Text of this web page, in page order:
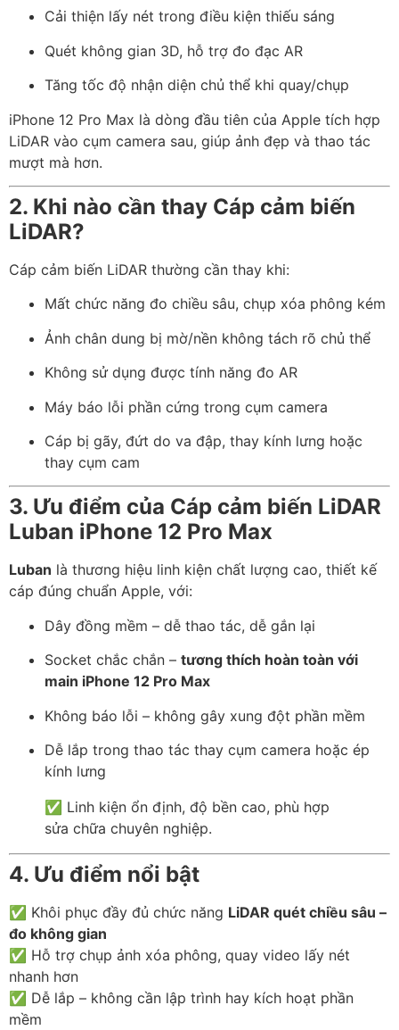
Cải thiện lấy nét trong điều kiện thiếu sáng
Quét không gian 3D, hỗ trợ đo đạc AR
Tăng tốc độ nhận diện chủ thể khi quay/chụp
iPhone 12 Pro Max là dòng đầu tiên của Apple tích hợp
LiDAR vào cụm camera sau, giúp ảnh đẹp và thao tác
mượt mà hơn.
2. Khi nào cần thay Cáp cảm biến
LiDAR?
Cáp cảm biến LiDAR thường cần thay khi:
Mất chức năng đo chiều sâu, chụp xóa phông kém
Ảnh chân dung bị mờ/nền không tách rõ chủ thể
Không sử dụng được tính năng đo AR
Máy báo lỗi phần cứng trong cụm camera
Cáp bị gãy, đứt do va đập, thay kính lưng hoặc
thay cụm cam
3. Ưu điểm của Cáp cảm biến LiDAR
Luban iPhone 12 Pro Max
Luban là thương hiệu linh kiện chất lượng cao, thiết kế
cáp đúng chuẩn Apple, với:
Dây đồng mềm – dễ thao tác, dễ gắn lại
Socket chắc chắn – tương thích hoàn toàn với
main iPhone 12 Pro Max
Không báo lỗi – không gây xung đột phần mềm
Dễ lắp trong thao tác thay cụm camera hoặc ép
kính lưng
✅ Linh kiện ổn định, độ bền cao, phù hợp
sửa chữa chuyên nghiệp.
4. Ưu điểm nổi bật
✅ Khôi phục đầy đủ chức năng LiDAR quét chiều sâu –
đo không gian
✅ Hỗ trợ chụp ảnh xóa phông, quay video lấy nét
nhanh hơn
✅ Dễ lắp – không cần lập trình hay kích hoạt phần
mềm